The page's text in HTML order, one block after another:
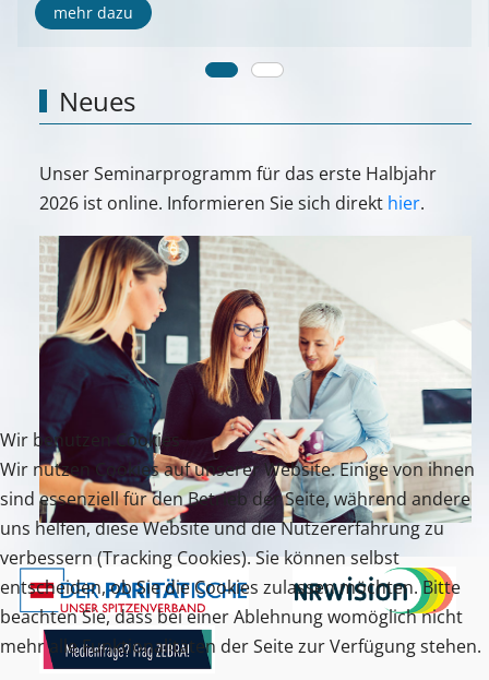
mehr dazu
Neues
Unser Seminarprogramm für das erste Halbjahr
2026 ist online. Informieren Sie sich direkt hier.
Wir benutzen Cookies
Wir nutzen Cookies auf unserer Website. Einige von ihnen
sind essenziell für den Betrieb der Seite, während andere
uns helfen, diese Website und die Nutzererfahrung zu
verbessern (Tracking Cookies). Sie können selbst
entscheiden, ob Sie die Cookies zulassen möchten. Bitte
beachten Sie, dass bei einer Ablehnung womöglich nicht
mehr alle Funktionalitäten der Seite zur Verfügung stehen.